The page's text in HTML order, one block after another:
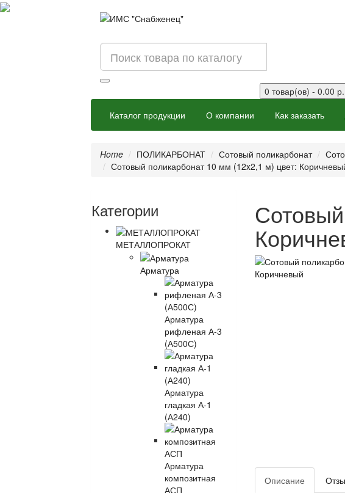
0 товар(ов) - 0.00 р.
Каталог продукции
О компании Как заказать
Home ПОЛИКАРБОНАТ Сотовый поликарбонат
Сотовый поликарбонат 10 мм (12x2,1 м) цвет:
Категории
МЕТАЛЛОПРОКАТ
Арматура
Арматура
рифленая А-3
(А500С)
Арматура
гладкая А-1
(А240)
Арматура
композитная
АСП
Описание